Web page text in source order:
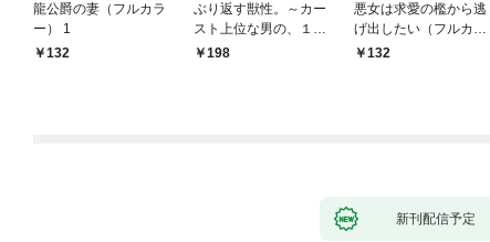
龍公爵の妻（フルカラ
ー） 1
132
ぶり返す獣性。～カー
スト上位な男の、１０
年越しの激愛１
198
悪女は求愛の檻から逃
げ出したい（フルカラ
ー） 1
132
新刊配信予定